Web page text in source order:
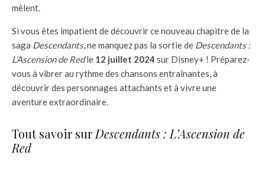
mêlent.
Si vous êtes impatient de découvrir ce nouveau chapitre de la
saga Descendants, ne manquez pas la sortie de Descendants :
L’Ascension de Redle 12 juillet 2024 sur Disney+ ! Préparez-
vous à vibrer au rythme des chansons entraînantes, à
découvrir des personnages attachants et à vivre une
aventure extraordinaire.
Tout savoir sur Descendants : L’Ascension de
Red